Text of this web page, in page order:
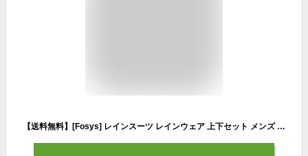
【送料無料】[Fosys] レインスーツ レインウェア 上下セット メンズ レディース レインコート 通気メッシュ 防水 透湿 撥水 自転車 通勤 通学 アウトドア 収納袋付き 色：カモフラージュグレー、サイズ：3XL